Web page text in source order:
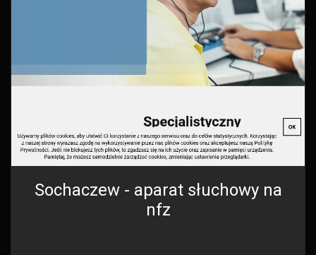
Sochaczew - aparat słuchowy na
nfz